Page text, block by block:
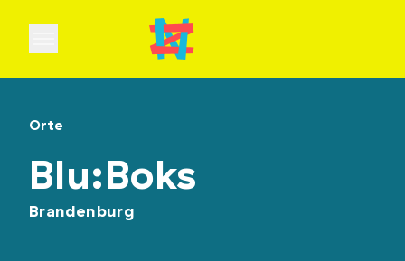
Open main menu
Orte
Blu:Boks
Brandenburg